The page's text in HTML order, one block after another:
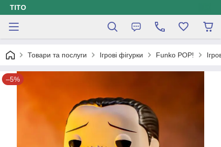
ТІТО
Товари та послуги Ігрові фігурки Funko POP!
–5%